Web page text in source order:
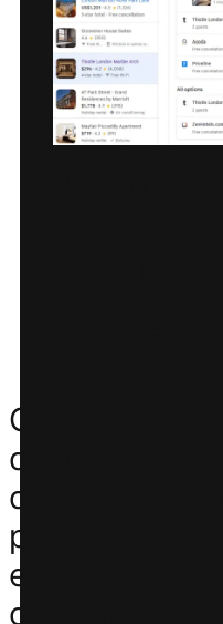
Cela permet
de liberté
de
permettant
et sans doute